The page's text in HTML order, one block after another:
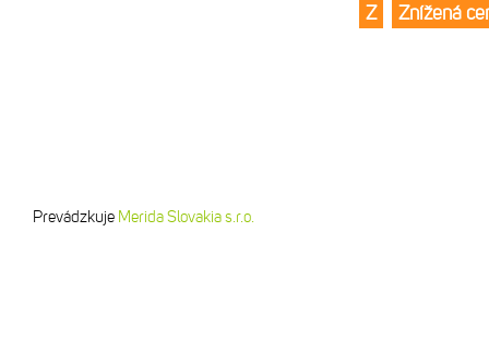
Z
Znížená
Prevádzkuje Merida Slovakia s.r.o.